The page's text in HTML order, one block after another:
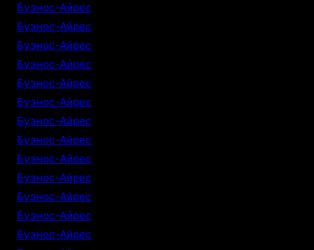
Буэнос-Айрес
Буэнос-Айрес
Буэнос-Айрес
Буэнос-Айрес
Буэнос-Айрес
Буэнос-Айрес
Буэнос-Айрес
Буэнос-Айрес
Буэнос-Айрес
Буэнос-Айрес
Буэнос-Айрес
Буэнос-Айрес
Буэнос-Айрес